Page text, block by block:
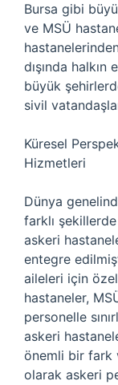
Bursa gibi
ve MSÜ
dışında
büyük
sivil
Küresel
Hizmetleri
Dünya
farklı şekillerde
askeri
entegre
aileleri için
hastaneler,
personelle
askeri
önemli bir fark
olarak askeri